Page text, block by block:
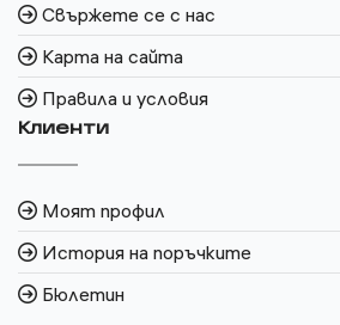
Свържете се с нас
Карта на сайта
Правила и условия
Клиенти
Моят профил
История на поръчките
Бюлетин